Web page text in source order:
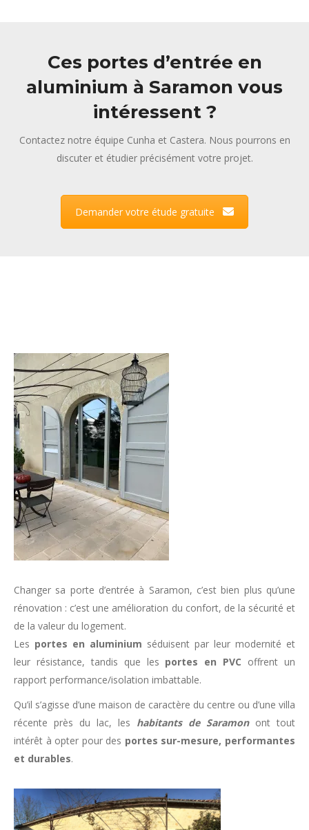
Ces portes d’entrée en
aluminium à Saramon vous
intéressent ?
Contactez notre équipe Cunha et Castera. Nous pourrons en
discuter et étudier précisément votre projet.
Demander votre étude gratuite
Changer sa porte d’entrée à Saramon, c’est bien plus qu’une
rénovation : c’est une amélioration du confort, de la sécurité et
de la valeur du logement.
Les portes en aluminium séduisent par leur modernité et
leur résistance, tandis que les portes en PVC offrent un
rapport performance/isolation imbattable.
Qu’il s’agisse d’une maison de caractère du centre ou d’une villa
récente près du lac, les habitants de Saramonont tout
intérêt à opter pour des portes sur-mesure, performantes
et durables.